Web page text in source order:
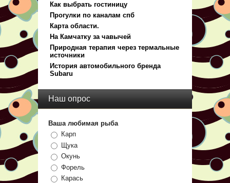
Как выбрать гостиницу
Прогулки по каналам спб
Карта области.
На Камчатку за чавычей
Природная терапия через термальные
источники
История автомобильного бренда
Subaru
Наш опрос
Ваша любимая рыба
Карп
Щука
Окунь
Форель
Карась